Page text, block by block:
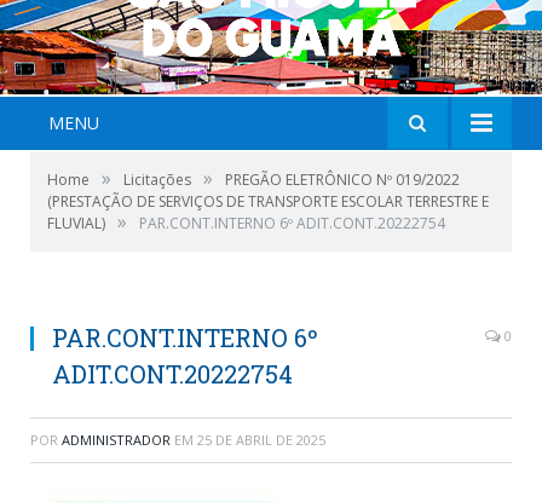
MENU
Home » Licitações »
PREGÃO ELETRÔNICO Nº 019/2022
(PRESTAÇÃO DE SERVIÇOS DE TRANSPORTE ESCOLAR TERRESTRE E
FLUVIAL) » PAR.CONT.INTERNO 6º ADIT.CONT.20222754
PAR.CONT.INTERNO 6º
ADIT.CONT.20222754
0
POR ADMINISTRADOR EM 25 DE ABRIL DE 2025